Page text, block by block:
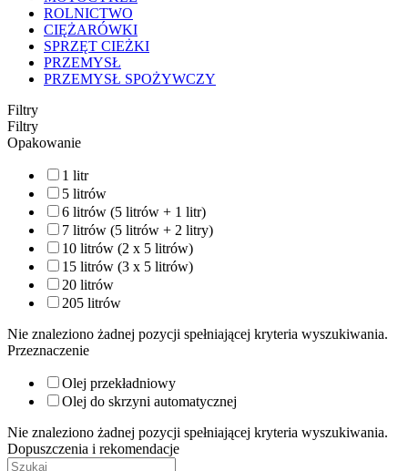
ROLNICTWO
CIĘŻARÓWKI
SPRZĘT CIEŻKI
PRZEMYSŁ
PRZEMYSŁ SPOŻYWCZY
Filtry
Filtry
Opakowanie
1 litr
5 litrów
6 litrów (5 litrów + 1 litr)
7 litrów (5 litrów + 2 litry)
10 litrów (2 x 5 litrów)
15 litrów (3 x 5 litrów)
20 litrów
205 litrów
Nie znaleziono żadnej pozycji spełniającej kryteria wyszukiwania.
Przeznaczenie
Olej przekładniowy
Olej do skrzyni automatycznej
Nie znaleziono żadnej pozycji spełniającej kryteria wyszukiwania.
Dopuszczenia i rekomendacje